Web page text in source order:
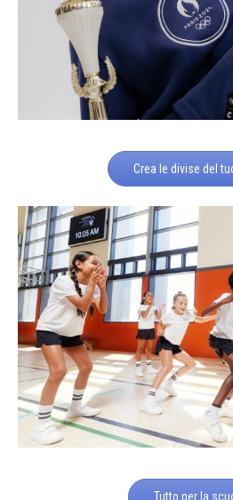
Crea le divise del
Tutto per la